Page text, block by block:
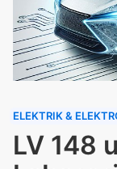
ELEKTRIK &
LV 148